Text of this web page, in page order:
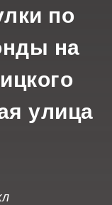
по
на
улица